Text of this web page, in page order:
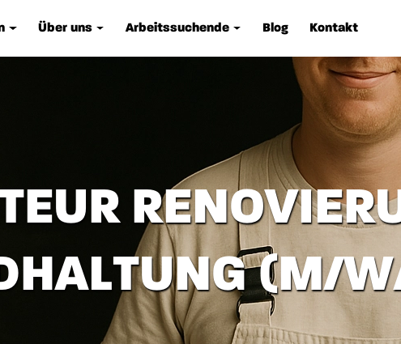
Über uns Arbeitssuchende Blog Kontakt
(M/